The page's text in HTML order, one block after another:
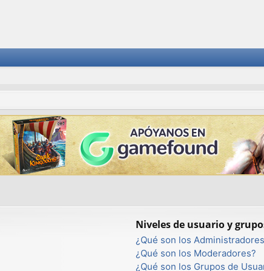
Niveles de usuario y
¿Qué son los
¿Qué son los Moderadores?
¿Qué son los Grupos de